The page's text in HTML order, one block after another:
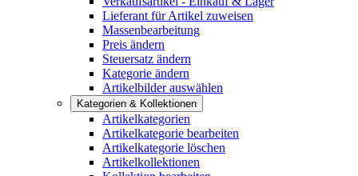
Lieferant für Artikel zuweisen
Massenbearbeitung
Preis ändern
Steuersatz ändern
Kategorie ändern
Artikelbilder auswählen
Kategorien & Kollektionen
Artikelkategorien
Artikelkategorie bearbeiten
Artikelkategorie löschen
Artikelkollektionen